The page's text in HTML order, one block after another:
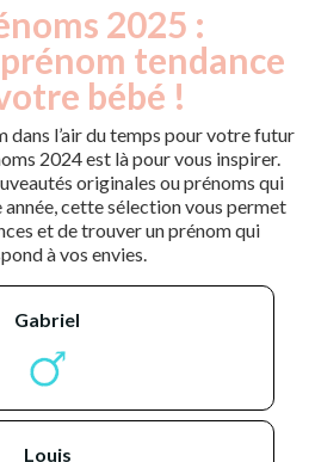
2025 :
tendance
bébé !
dans l’air du temps pour votre futur
2024 est là pour vous inspirer.
originales ou prénoms qui
cette sélection vous permet
et de trouver un prénom qui
à vos envies.
gabriel
louis